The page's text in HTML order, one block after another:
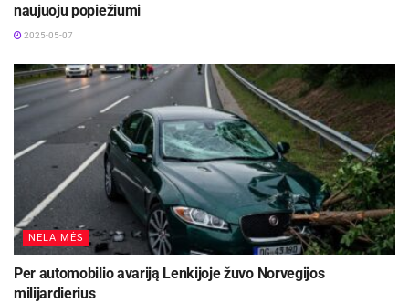
naujuoju popiežiumi
2025-05-07
NELAIMĖS
Per automobilio avariją Lenkijoje žuvo Norvegijos
milijardierius